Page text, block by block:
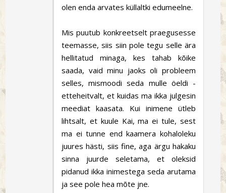
olen enda arvates küllaltki edumeelne.
Mis puutub konkreetselt praegusesse
teemasse, siis siin pole tegu selle ära
hellitatud minaga, kes tahab kõike
saada, vaid minu jaoks oli probleem
selles, mismoodi seda mulle öeldi -
etteheitvalt, et kuidas ma ikka julgesin
meediat kaasata. Kui inimene ütleb
lihtsalt, et kuule Kai, ma ei tule, sest
ma ei tunne end kaamera kohaloleku
juures hästi, siis fine, aga ärgu hakaku
sinna juurde seletama, et oleksid
pidanud ikka inimestega seda arutama
ja see pole hea mõte jne.